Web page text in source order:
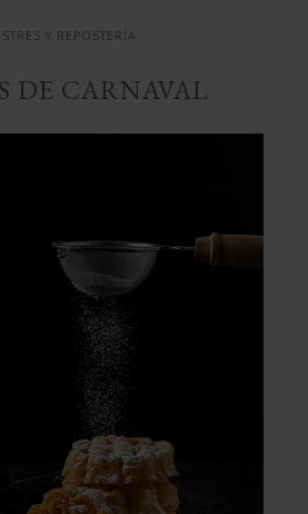
Y REPOSTERÍA
DE CARNAVAL